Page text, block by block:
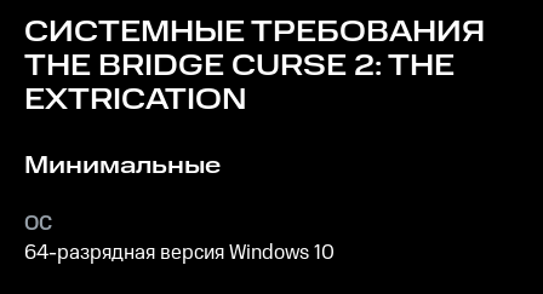
СИСТЕМНЫЕ ТРЕБОВАНИЯ
THE BRIDGE CURSE 2: THE
EXTRICATION
Минимальные
ОС
64-разрядная версия Windows 10